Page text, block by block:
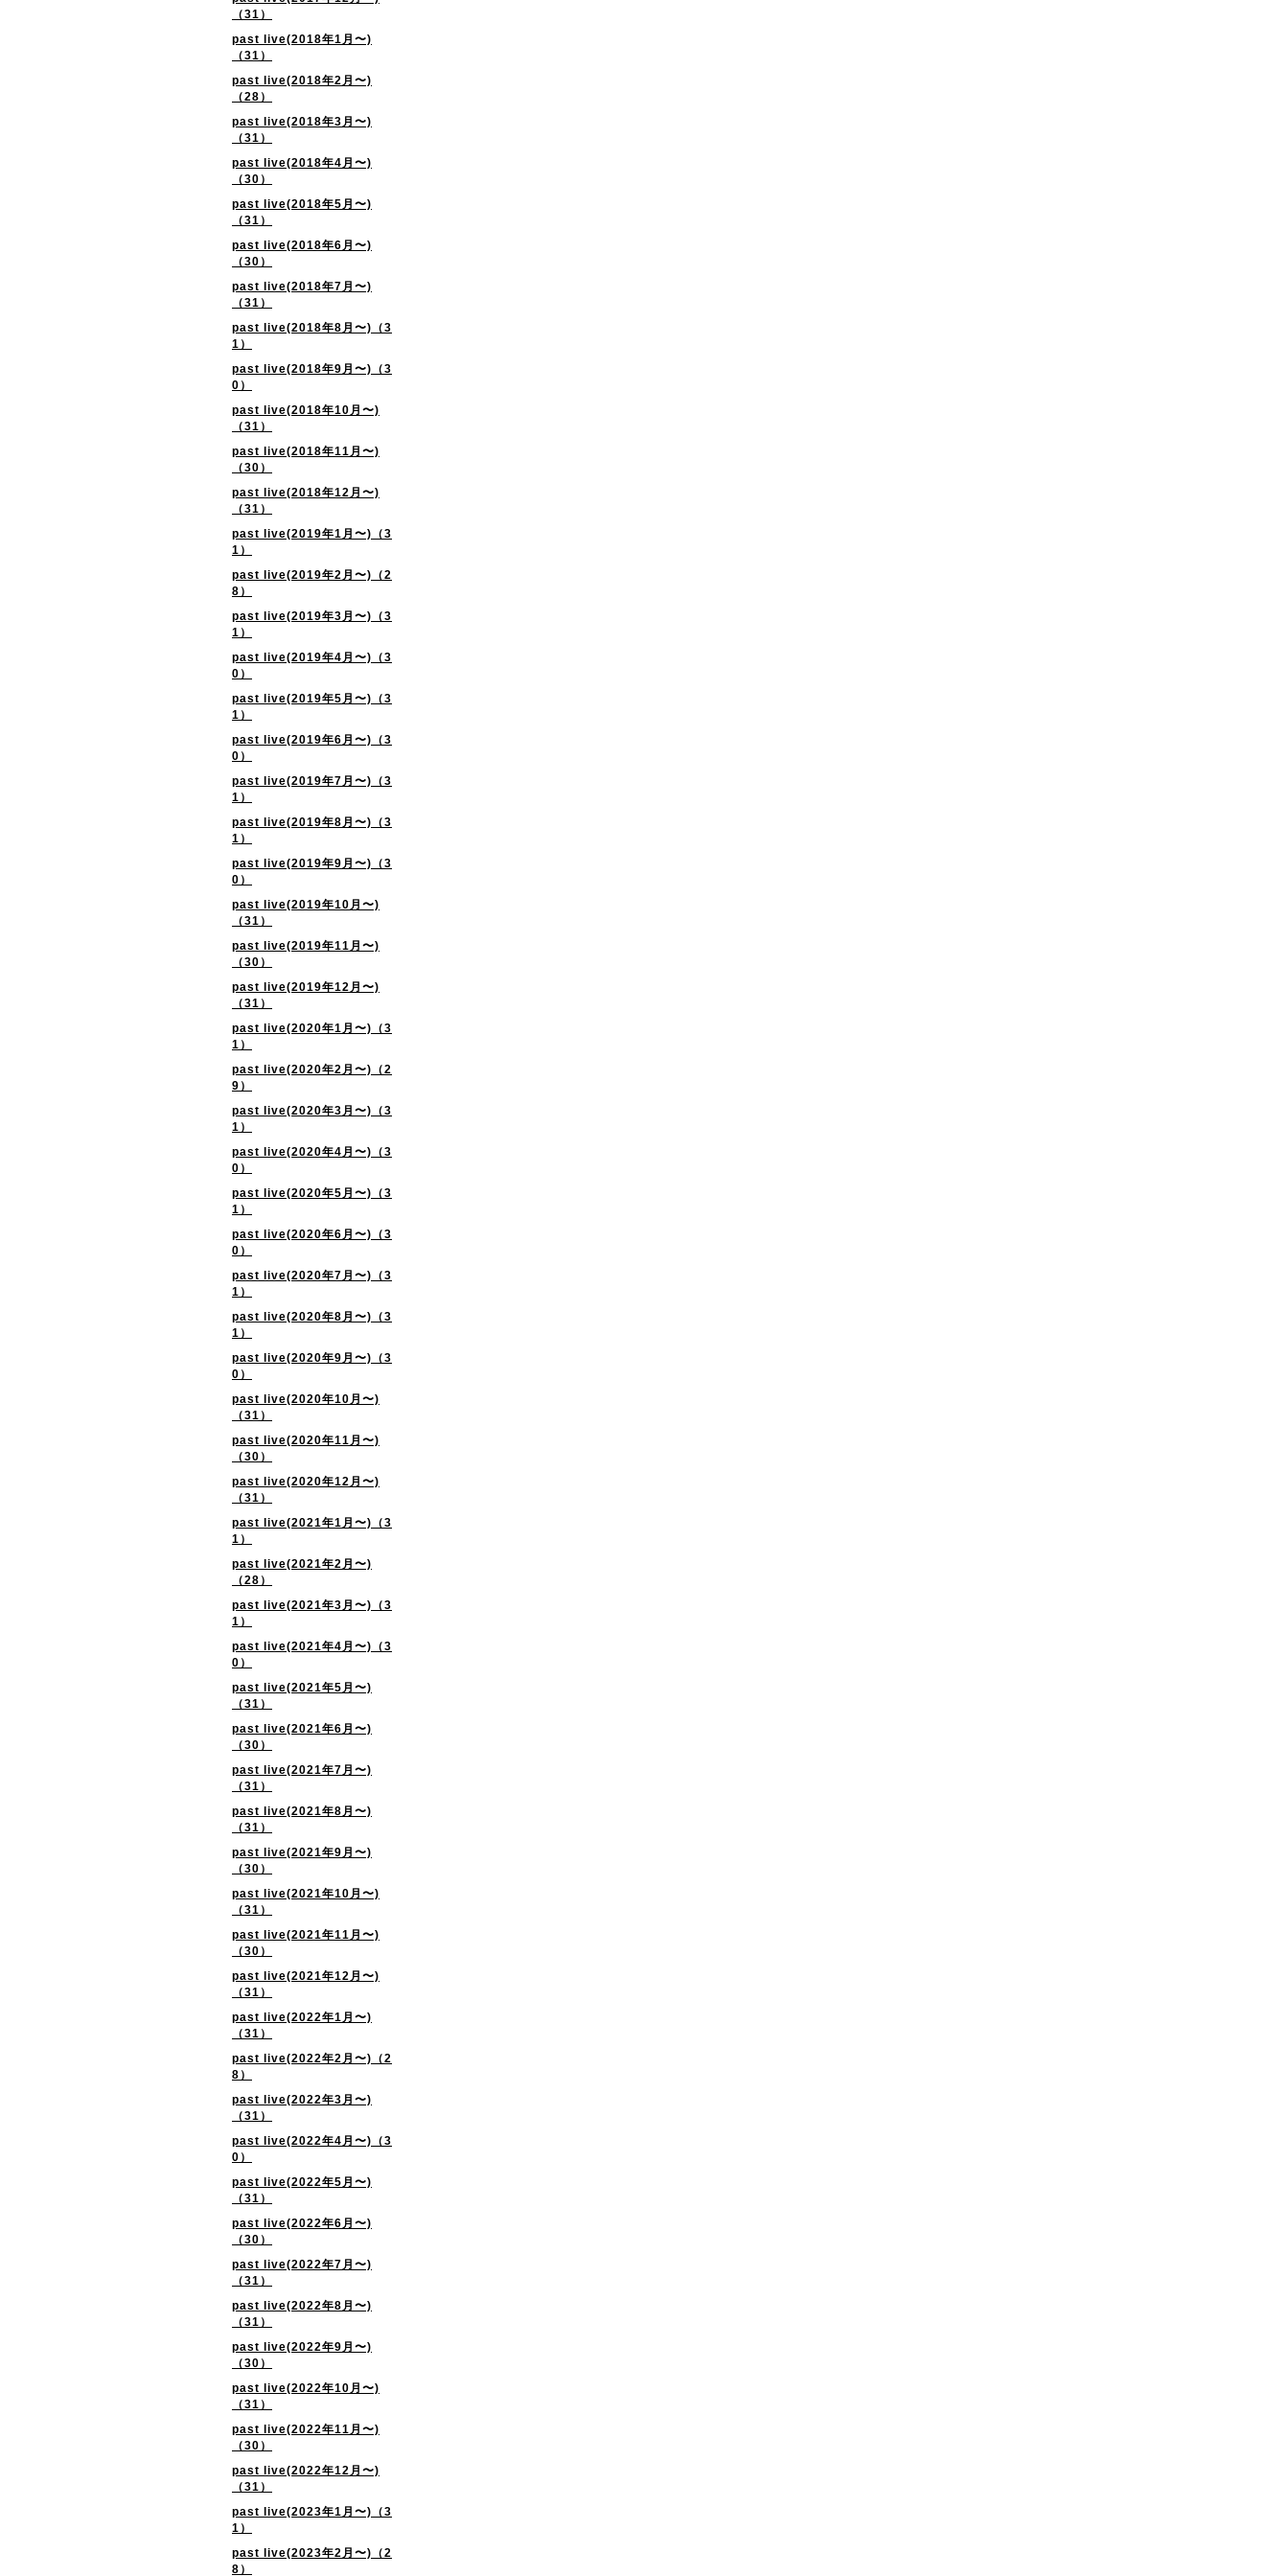
（31）
past live(2018年1月〜)
（31）
past live(2018年2月〜)
（28）
past live(2018年3月〜)
（31）
past live(2018年4月〜)
（30）
past live(2018年5月〜)
（31）
past live(2018年6月〜)
（30）
past live(2018年7月〜)
（31）
past live(2018年8月〜)（3
1）
past live(2018年9月〜)（3
0）
past live(2018年10月〜)
（31）
past live(2018年11月〜)
（30）
past live(2018年12月〜)
（31）
past live(2019年1月〜)（3
1）
past live(2019年2月〜)（2
8）
past live(2019年3月〜)（3
1）
past live(2019年4月〜)（3
0）
past live(2019年5月〜)（3
1）
past live(2019年6月〜)（3
0）
past live(2019年7月〜)（3
1）
past live(2019年8月〜)（3
1）
past live(2019年9月〜)（3
0）
past live(2019年10月〜)
（31）
past live(2019年11月〜)
（30）
past live(2019年12月〜)
（31）
past live(2020年1月〜)（3
1）
past live(2020年2月〜)（2
9）
past live(2020年3月〜)（3
1）
past live(2020年4月〜)（3
0）
past live(2020年5月〜)（3
1）
past live(2020年6月〜)（3
0）
past live(2020年7月〜)（3
1）
past live(2020年8月〜)（3
1）
past live(2020年9月〜)（3
0）
past live(2020年10月〜)
（31）
past live(2020年11月〜)
（30）
past live(2020年12月〜)
（31）
past live(2021年1月〜)（3
1）
past live(2021年2月〜)
（28）
past live(2021年3月〜)（3
1）
past live(2021年4月〜)（3
0）
past live(2021年5月〜)
（31）
past live(2021年6月〜)
（30）
past live(2021年7月〜)
（31）
past live(2021年8月〜)
（31）
past live(2021年9月〜)
（30）
past live(2021年10月〜)
（31）
past live(2021年11月〜)
（30）
past live(2021年12月〜)
（31）
past live(2022年1月〜)
（31）
past live(2022年2月〜)（2
8）
past live(2022年3月〜)
（31）
past live(2022年4月〜)（3
0）
past live(2022年5月〜)
（31）
past live(2022年6月〜)
（30）
past live(2022年7月〜)
（31）
past live(2022年8月〜)
（31）
past live(2022年9月〜)
（30）
past live(2022年10月〜)
（31）
past live(2022年11月〜)
（30）
past live(2022年12月〜)
（31）
past live(2023年1月〜)（3
1）
past live(2023年2月〜)（2
8）